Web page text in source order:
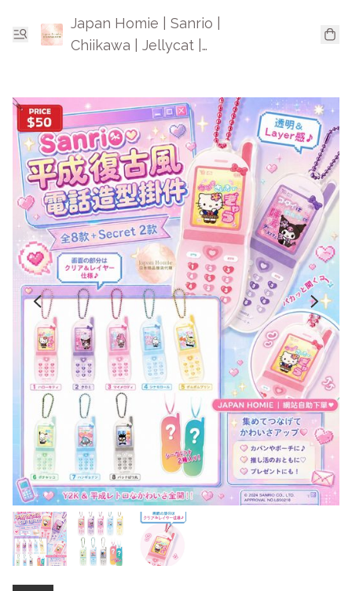
Japan Homie | Sanrio |
Chiikawa | Jellycat |